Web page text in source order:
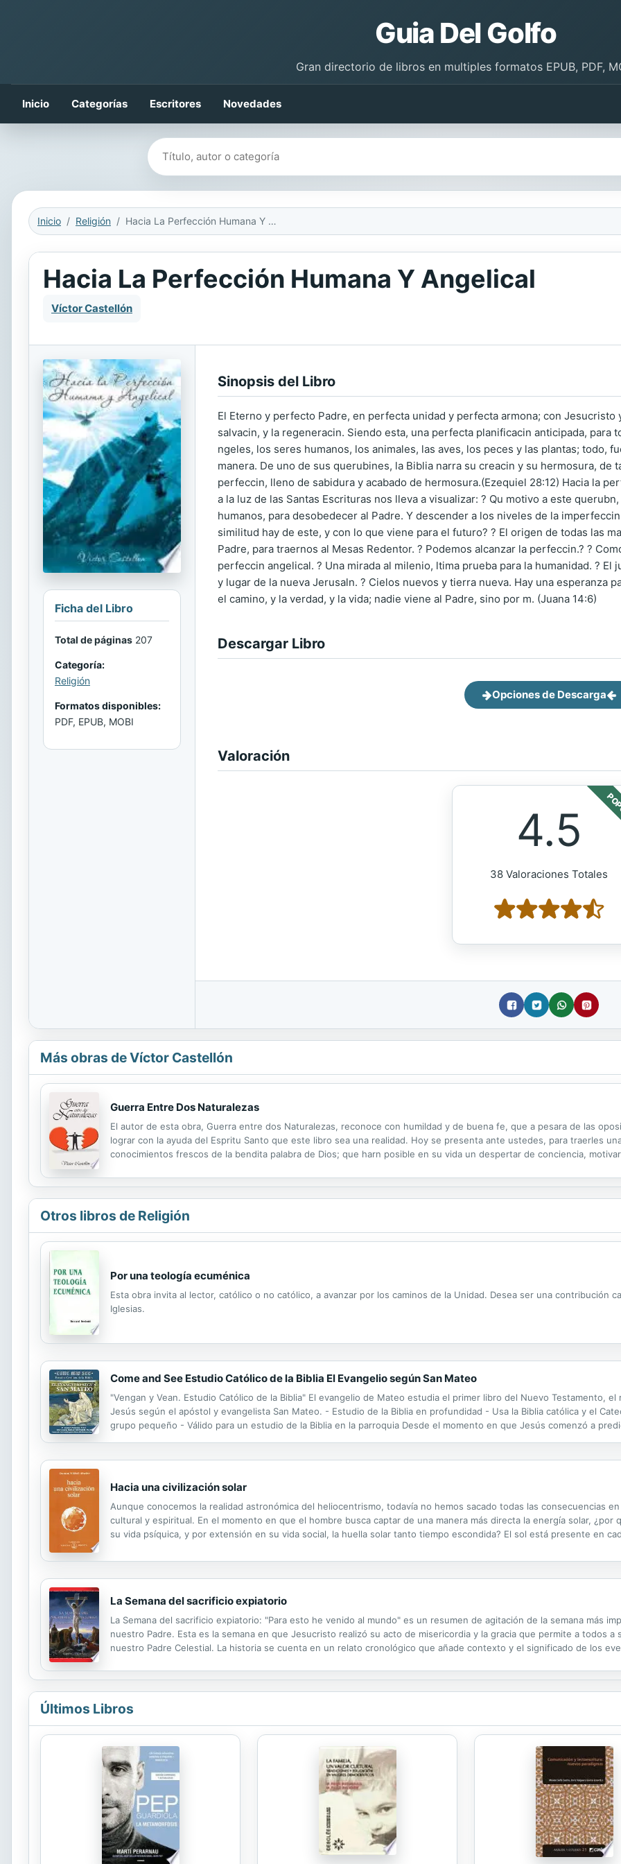
Guia Del Golfo
Gran directorio de libros en multiples formatos EPUB, PDF,
Inicio Categorías Escritores Novedades
Buscar libros
Inicio Religión Hacia La Perfección Humana Y Angelical
Hacia La Perfección Humana Y Angelical
Víctor Castellón
Ficha del Libro
Total de páginas 207
Categoría:
Religión
Formatos disponibles:
PDF, EPUB, MOBI
Sinopsis del Libro
El Eterno y perfecto Padre, en perfecta unidad y perfecta armona; con Jesucristo
salvacin, y la regeneracin. Siendo esta, una perfecta planificacin anticipada,
ngeles, los seres humanos, los animales, las aves, los peces y las plantas; todo,
manera. De uno de sus querubines, la Biblia narra su creacin y su hermosura, de
perfeccin, lleno de sabidura y acabado de hermosura.(Ezequiel 28:12) Hacia la
a la luz de las Santas Escrituras nos lleva a visualizar: ? Qu motivo a este
humanos, para desobedecer al Padre. Y descender a los niveles de la
similitud hay de este, y con lo que viene para el futuro? ? El origen de todas las
Padre, para traernos al Mesas Redentor. ? Podemos alcanzar la perfeccin.? ?
perfeccin angelical. ? Una mirada al milenio, ltima prueba para la humanidad. ?
y lugar de la nueva Jerusaln. ? Cielos nuevos y tierra nueva. Hay una esperanza
el camino, y la verdad, y la vida; nadie viene al Padre, sino por m. (Juana 14:6)
Descargar Libro
Opciones de Descarga
Valoración
4.5
38 Valoraciones Totales
Más obras de Víctor Castellón
Guerra Entre Dos Naturalezas
El autor de esta obra, Guerra entre dos Naturalezas, reconoce con humildad y de buena fe, que a pesara de las
lograr con la ayuda del Espritu Santo que este libro sea una realidad. Hoy se presenta ante ustedes, para traerles
conocimientos frescos de la bendita palabra de Dios; que harn posible en su vida un despertar de conciencia,
Otros libros de Religión
Por una teología ecuménica
Esta obra invita al lector, católico o no católico, a avanzar por los caminos de la Unidad. Desea ser una contribución
Iglesias.
Come and See Estudio Católico de la Biblia El Evangelio según San Mateo
"Vengan y Vean. Estudio Católico de la Biblia" El evangelio de Mateo estudia el primer libro del Nuevo Testamento,
Jesús según el apóstol y evangelista San Mateo. - Estudio de la Biblia en profundidad - Usa la Biblia católica y el
grupo pequeño - Válido para un estudio de la Biblia en la parroquia Desde el momento en que Jesús comenzó a
Hacia una civilización solar
Aunque conocemos la realidad astronómica del heliocentrismo, todavía no hemos sacado todas las consecuencias
cultural y espiritual. En el momento en que el hombre busca captar de una manera más directa la energía solar,
su vida psíquica, y por extensión en su vida social, la huella solar tanto tiempo escondida? El sol está presente en
La Semana del sacrificio expiatorio
La Semana del sacrificio expiatorio: "Para esto he venido al mundo" es un resumen de agitación de la semana más
nuestro Padre. Esta es la semana en que Jesucristo realizó su acto de misericordia y la gracia que permite a todos a
nuestro Padre Celestial. La historia se cuenta en un relato cronológico que añade contexto y el significado de los
Últimos Libros